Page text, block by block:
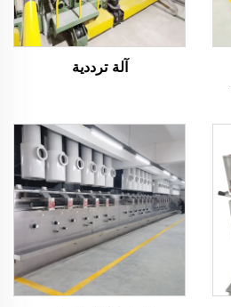
آلة ترددية